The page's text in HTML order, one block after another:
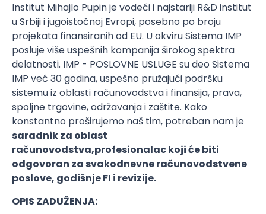
Institut Mihajlo Pupin je vodeći i najstariji R&D institut
u Srbiji i jugoistočnoj Evropi, posebno po broju
projekata finansiranih od EU. U okviru Sistema IMP
posluje više uspešnih kompanija širokog spektra
delatnosti. IMP - POSLOVNE USLUGE su deo Sistema
IMP već 30 godina, uspešno pružajući podršku
sistemu iz oblasti računovodstva i finansija, prava,
spoljne trgovine, održavanja i zaštite. Kako
konstantno proširujemo naš tim, potreban nam je
saradnik za oblast
računovodstva,profesionalac koji će biti
odgovoran za svakodnevne računovodstvene
poslove, godišnje FI i revizije.
OPIS ZADUŽENJA: